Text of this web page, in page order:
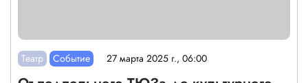
Театр Событие 27 марта 2025 г., 06:00